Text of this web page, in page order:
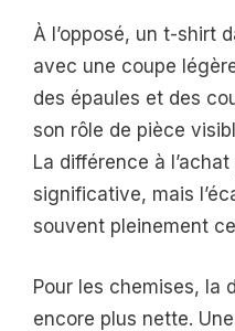
À l’opposé, un t-shirt
avec une coupe
des épaules et des
son rôle de pièce
La différence à
significative, mais
souvent pleinement
Pour les chemises, la
encore plus nette.